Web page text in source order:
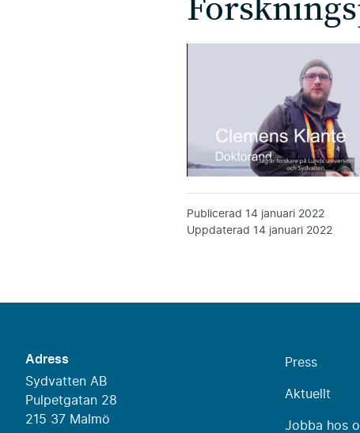
Publicerad 14 januari 2022
Uppdaterad 14 januari 2022
Adress
Sydvatten AB
Pulpetgatan 28
215 37 Malmö
Press
Aktuellt
Jobba hos